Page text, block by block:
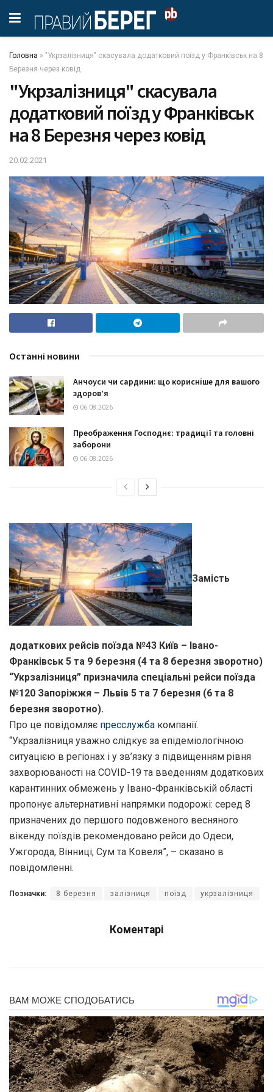
Головна » "Укрзалізниця" скасувала додатковий поїзд у Франківськ на 8
Березня через ковід
"Укрзалізниця" скасувала
додатковий поїзд у Франківськ
на 8 Березня через ковід
20.02.2021
Останні новини
Анчоуси чи сардини: що корисніше для вашого
здоров’я
06.08.2026
Преображення Господнє: традиції та головні
заборони
06.08.2026
Замість
додаткових рейсів поїзда №43 Київ – Івано-
Франківськ 5 та 9 березня (4 та 8 березня зворотно)
“Укрзалізниця” призначила спеціальні рейси поїзда
№120 Запоріжжя – Львів 5 та 7 березня (6 та 8
березня зворотно).
Про це повідомляє пресслужба компанії.
“Укрзалізниця уважно слідкує за епідеміологічною
ситуацією в регіонах і у зв’язку з підвищенням рівня
захворюваності на COVID-19 та введенням додаткових
карантинних обмежень у Івано-Франківській області
пропонує альтернативні напрямки подорожі: серед 8
призначених до першого подовженого весняного
вікенду поїздів рекомендовано рейси до Одеси,
Ужгорода, Вінниці, Сум та Ковеля”, – сказано в
повідомленні.
Позначки: 8 березня залізниця поїзд укрзалізниця
Коментарі